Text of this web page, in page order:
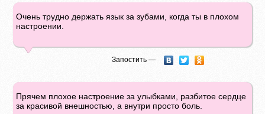
Очень трудно держать язык за зубами, когда ты в плохом
настроении.
Запостить —
Прячем плохое настроение за улыбками, разбитое сердце
за красивой внешностью, а внутри просто боль.